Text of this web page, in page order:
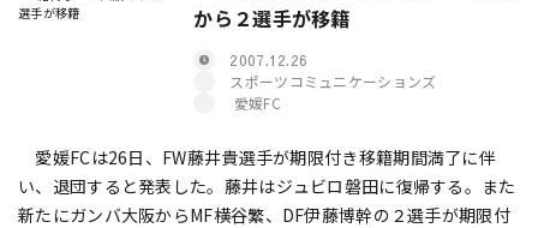
から２選手が移籍
2007.12.26
スポーツコミュニケーションズ
愛媛FC
愛媛FCは26日、FW藤井貴選手が期限付き移籍期間満了に伴
い、退団すると発表した。藤井はジュビロ磐田に復帰する。また
新たにガンバ大阪からMF横谷繁、DF伊藤博幹の２選手が期限付